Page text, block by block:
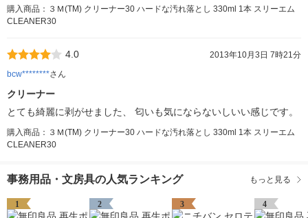
購入商品：３Ｍ(TM) クリーナー30 ハードな汚れ落とし 330ml 1本 スリーエム
CLEANER30
4.0
2013年10月3日 7時21分
bcw********さん
クリーナー
とても綺麗に剥がせました、 匂いも気にならないしいい感じです。
購入商品：３Ｍ(TM) クリーナー30 ハードな汚れ落とし 330ml 1本 スリーエム
CLEANER30
事務用品・文房具の人気ランキング もっと見る
1 2 3 4